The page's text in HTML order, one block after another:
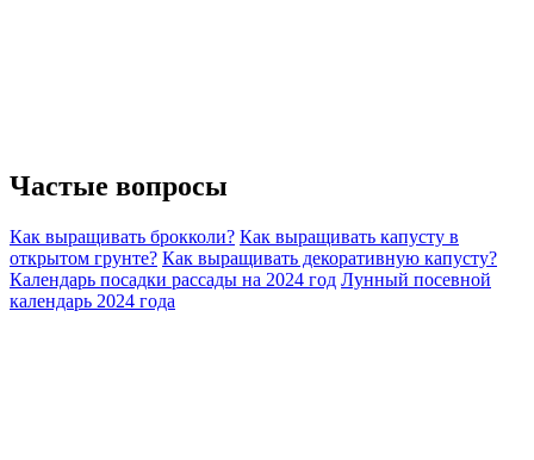
Частые вопросы
Как выращивать брокколи? Как выращивать капусту в
открытом грунте? Как выращивать декоративную капусту?
Календарь посадки рассады на 2024 год Лунный посевной
календарь 2024 года